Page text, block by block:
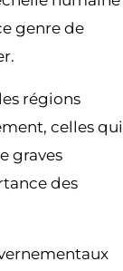
genre de
régions
celles qui
graves
des